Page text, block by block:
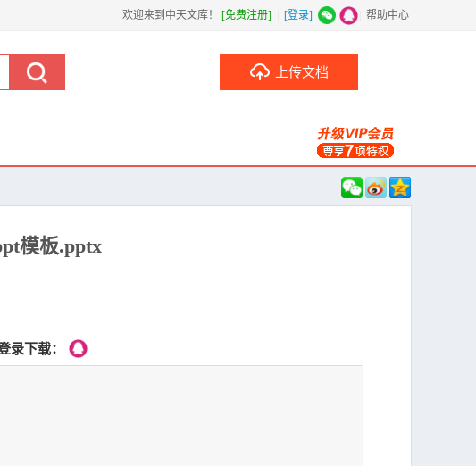
欢迎来到中天文库！ [免费注册] [登录] 帮助中心
上传文档
模板.pptx
录下载：